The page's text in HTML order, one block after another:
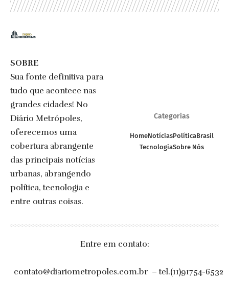
SOBRE
Sua fonte definitiva para
tudo que acontece nas
grandes cidades! No
Diário Metrópoles,
oferecemos uma
cobertura abrangente
das principais notícias
urbanas, abrangendo
política, tecnologia e
entre outras coisas.
Categorias
HomeNotíciasPolíticaBrasil
TecnologiaSobre Nós
Entre em contato:
contato@diariometropoles.com.br – tel.(11)91754-6532